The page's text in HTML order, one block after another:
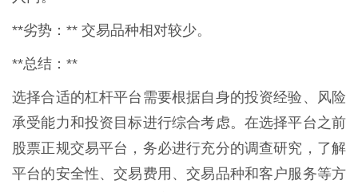
**劣势：** 交易品种相对较少。
**总结：**
选择合适的杠杆平台需要根据自身的投资经验、风险
承受能力和投资目标进行综合考虑。在选择平台之前
股票正规交易平台，务必进行充分的调查研究，了解
平台的安全性、交易费用、交易品种和客户服务等方